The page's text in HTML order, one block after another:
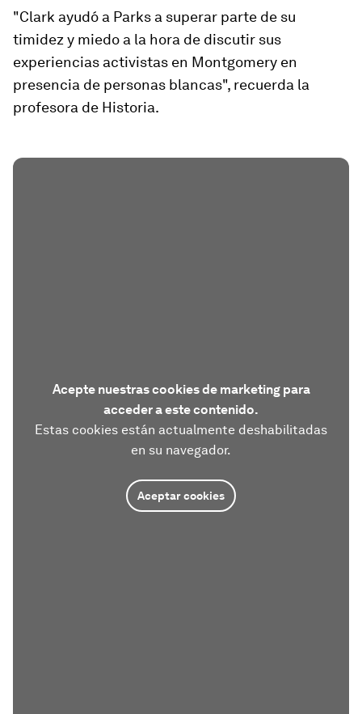
"Clark ayudó a Parks a superar parte de su
timidez y miedo a la hora de discutir sus
experiencias activistas en Montgomery en
presencia de personas blancas", recuerda la
profesora de Historia.
Acepte nuestras cookies de marketing para
acceder a este contenido.
Estas cookies están actualmente deshabilitadas
en su navegador.
Aceptar cookies